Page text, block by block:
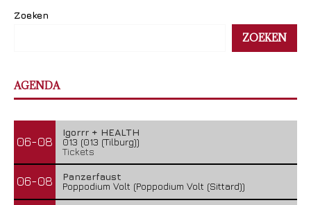
Zoeken
ZOEKEN
AGENDA
06-08
Igorrr + HEALTH
013 (013 (Tilburg))
Tickets
06-08
Panzerfaust
Poppodium Volt (Poppodium Volt (Sittard))